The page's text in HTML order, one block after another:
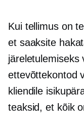
Kui tellimus on
et saaksite
järeletulemiseks
ettevõttekontod
kliendile
teaksid, et kõik